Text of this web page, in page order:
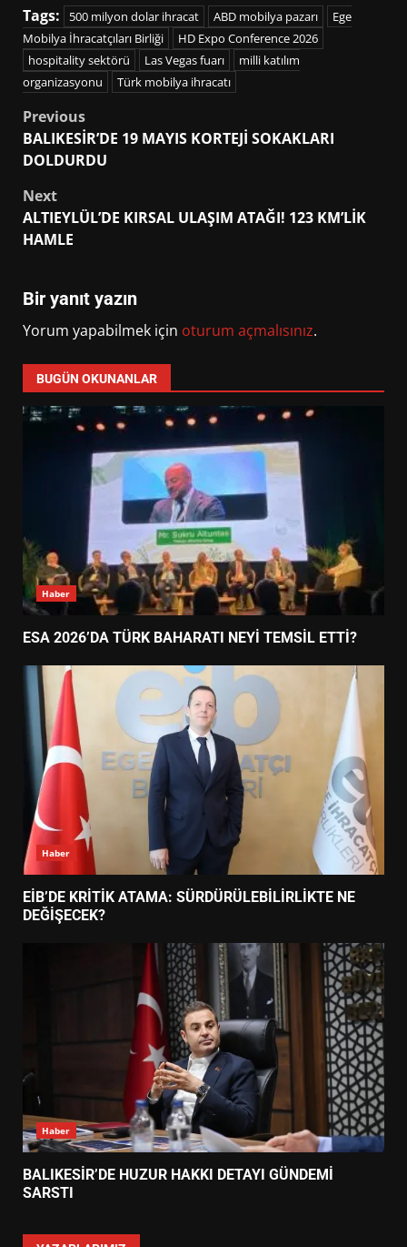
Tags: 500 milyon dolar ihracat ABD mobilya pazarı
Ege
Mobilya İhracatçıları Birliği
HD Expo Conference 2026
hospitality sektörü
Las Vegas fuarı
milli katılım
organizasyonu
Türk mobilya ihracatı
Post
navigation
Previous
BALIKESİR’DE 19 MAYIS KORTEJİ SOKAKLARI
DOLDURDU
Next
ALTIEYLÜL’DE KIRSAL ULAŞIM ATAĞI! 123 KM’LİK
HAMLE
Bir yanıt yazın
Yorum yapabilmek için oturum açmalısınız.
BUGÜN OKUNANLAR
Haber
ESA 2026’DA TÜRK BAHARATI NEYİ TEMSİL ETTİ?
Haber
EİB’DE KRİTİK ATAMA: SÜRDÜRÜLEBİLİRLİKTE NE
DEĞİŞECEK?
Haber
BALIKESİR’DE HUZUR HAKKI DETAYI GÜNDEMİ
SARSTI